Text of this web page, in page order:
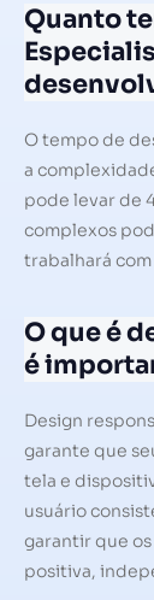
Quanto
O tempo de
a
pode levar de
complexos
trabalhará
O que é
é
Design
garante que
tela e
usuário
garantir que
positiva,